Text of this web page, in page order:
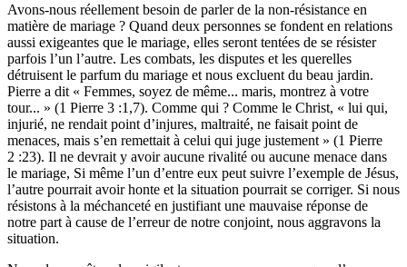
Avons-nous réellement besoin de parler de la non-résistance en
matière de mariage ? Quand deux personnes se fondent en relations
aussi exigeantes que le mariage, elles seront tentées de se résister
parfois l’un l’autre. Les combats, les disputes et les querelles
détruisent le parfum du mariage et nous excluent du beau jardin.
Pierre a dit « Femmes, soyez de même... maris, montrez à votre
tour... » (1 Pierre 3 :1,7). Comme qui ? Comme le Christ, « lui qui,
injurié, ne rendait point d’injures, maltraité, ne faisait point de
menaces, mais s’en remettait à celui qui juge justement » (1 Pierre
2 :23). Il ne devrait y avoir aucune rivalité ou aucune menace dans
le mariage, Si même l’un d’entre eux peut suivre l’exemple de Jésus,
l’autre pourrait avoir honte et la situation pourrait se corriger. Si nous
résistons à la méchanceté en justifiant une mauvaise réponse de
notre part à cause de l’erreur de notre conjoint, nous aggravons la
situation.